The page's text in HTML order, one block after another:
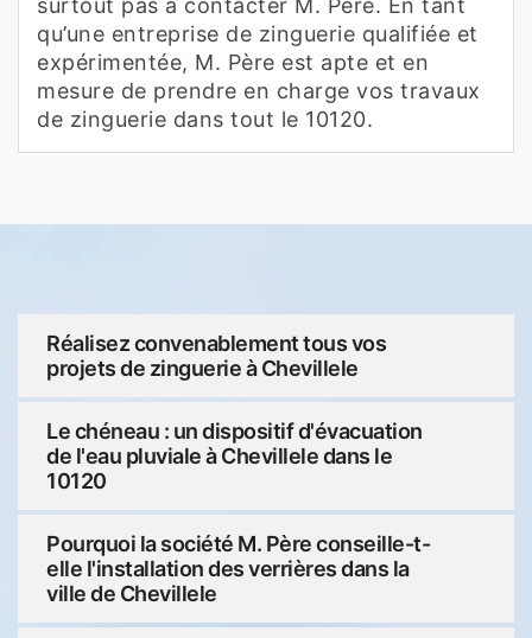
qu’une entreprise de zinguerie qualifiée et
expérimentée, M. Père est apte et en
mesure de prendre en charge vos travaux
de zinguerie dans tout le 10120.
Réalisez convenablement tous vos
projets de zinguerie à Chevillele
Le chéneau : un dispositif d'évacuation
de l'eau pluviale à Chevillele dans le
10120
Pourquoi la société M. Père conseille-t-
elle l'installation des verrières dans la
ville de Chevillele